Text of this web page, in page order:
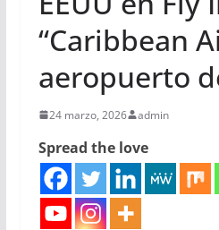
“Caribbean
aeropuerto
24 marzo, 2026 admin
Spread the love